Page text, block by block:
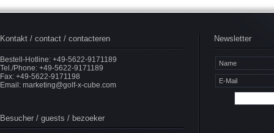
Kontakt / contact / contacteren
Bestell-Hotline: +49-5622-9171189
Tel./Phone: +49-5622-9171189
Fax: +49-5622-9171198
Email: marketing@golf-x-cube.com
Besucher / guests / bezoeker
Newsletter